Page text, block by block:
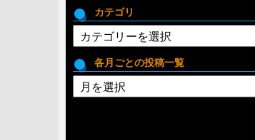
カテゴリ
テ
ゴ
リ
各月ごとの投稿一覧
各
月